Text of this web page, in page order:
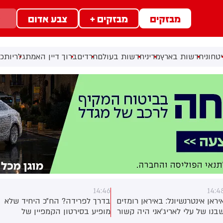
מבזקים מבזקים + צבע אדום
חדשות בארץמדיניחדשות בעולםחרדיםברוך דיין האמתגלריות
אינטרנשיונל: באיראן רומזים
של עלי לאריג'אני היה קשור
14:46
בדרך לפרידה? הח״כ היחיד שלא
מופיע בסירטון הקמפיין של